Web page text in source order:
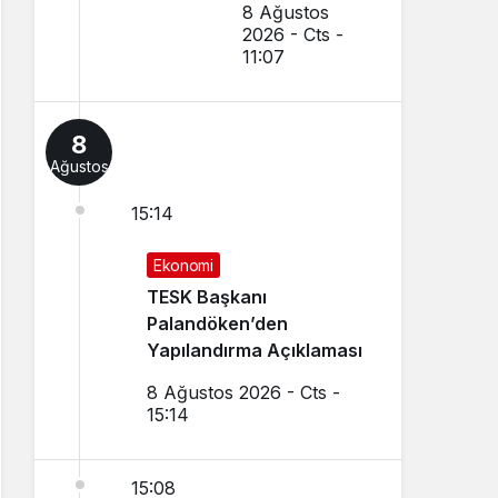
Cezaevine
Gönderildi
8 Ağustos
2026 - Cts -
11:07
8
Ağustos
15:14
Ekonomi
TESK Başkanı
Palandöken’den
Yapılandırma Açıklaması
8 Ağustos 2026 - Cts -
15:14
15:08